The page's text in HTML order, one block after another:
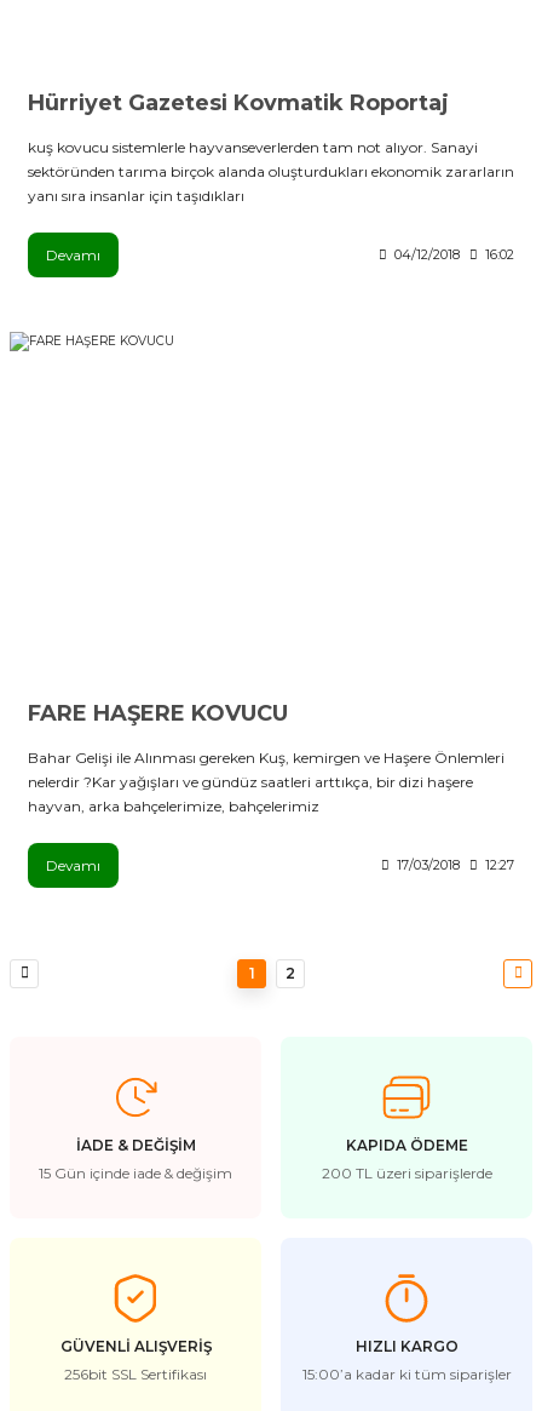
Hürriyet Gazetesi Kovmatik Roportaj
kuş kovucu sistemlerle hayvanseverlerden tam not alıyor. Sanayi
sektöründen tarıma birçok alanda oluşturdukları ekonomik zararların
yanı sıra insanlar için taşıdıkları
Devamı 04/12/2018 16:02
FARE HAŞERE KOVUCU
Bahar Gelişi ile Alınması gereken Kuş, kemirgen ve Haşere Önlemleri
nelerdir ?Kar yağışları ve gündüz saatleri arttıkça, bir dizi haşere
hayvan, arka bahçelerimize, bahçelerimiz
Devamı 17/03/2018 12:27
1 2
İADE & DEĞİŞİM
15 Gün içinde iade & değişim
KAPIDA ÖDEME
200 TL üzeri siparişlerde
GÜVENLİ ALIŞVERİŞ
256bit SSL Sertifikası
HIZLI KARGO
15:00’a kadar ki tüm siparişler